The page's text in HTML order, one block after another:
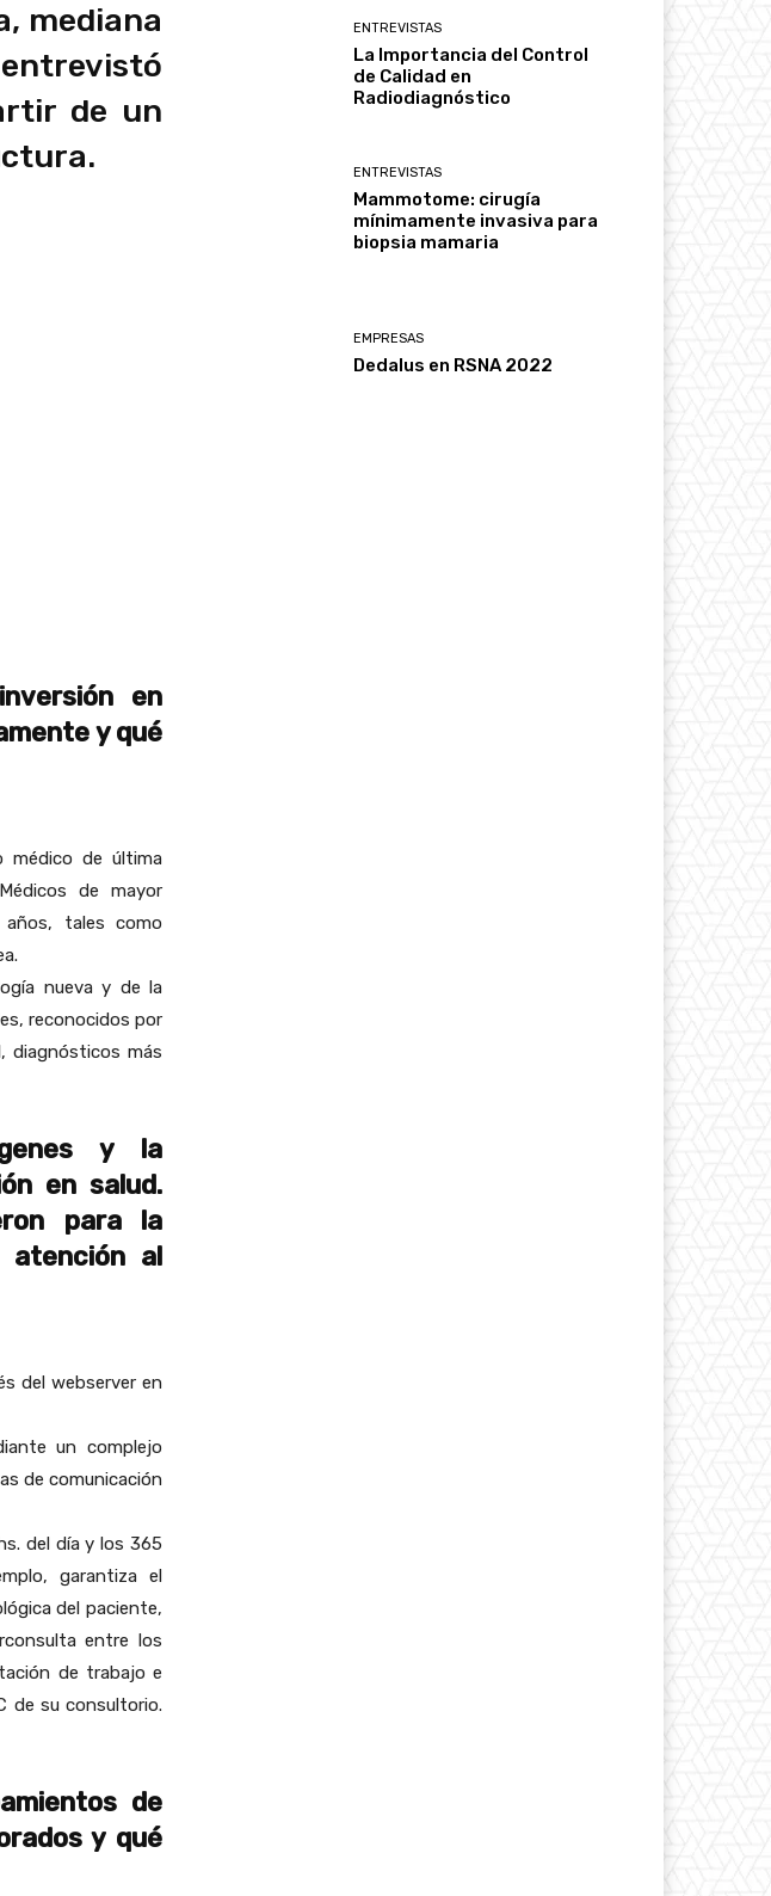
mediana
de un
en
y qué
médico de última
de mayor
tales como
nueva y de la
reconocidos por
diagnósticos más
y la
en salud.
para la
atención al
del webserver en
un complejo
de comunicación
del día y los 365
garantiza el
del paciente,
entre los
de trabajo e
de su consultorio.
de
y qué
ENTREVISTAS
La Importancia del Control
de Calidad en
Radiodiagnóstico
ENTREVISTAS
Mammotome: cirugía
mínimamente invasiva para
biopsia mamaria
EMPRESAS
Dedalus en RSNA 2022